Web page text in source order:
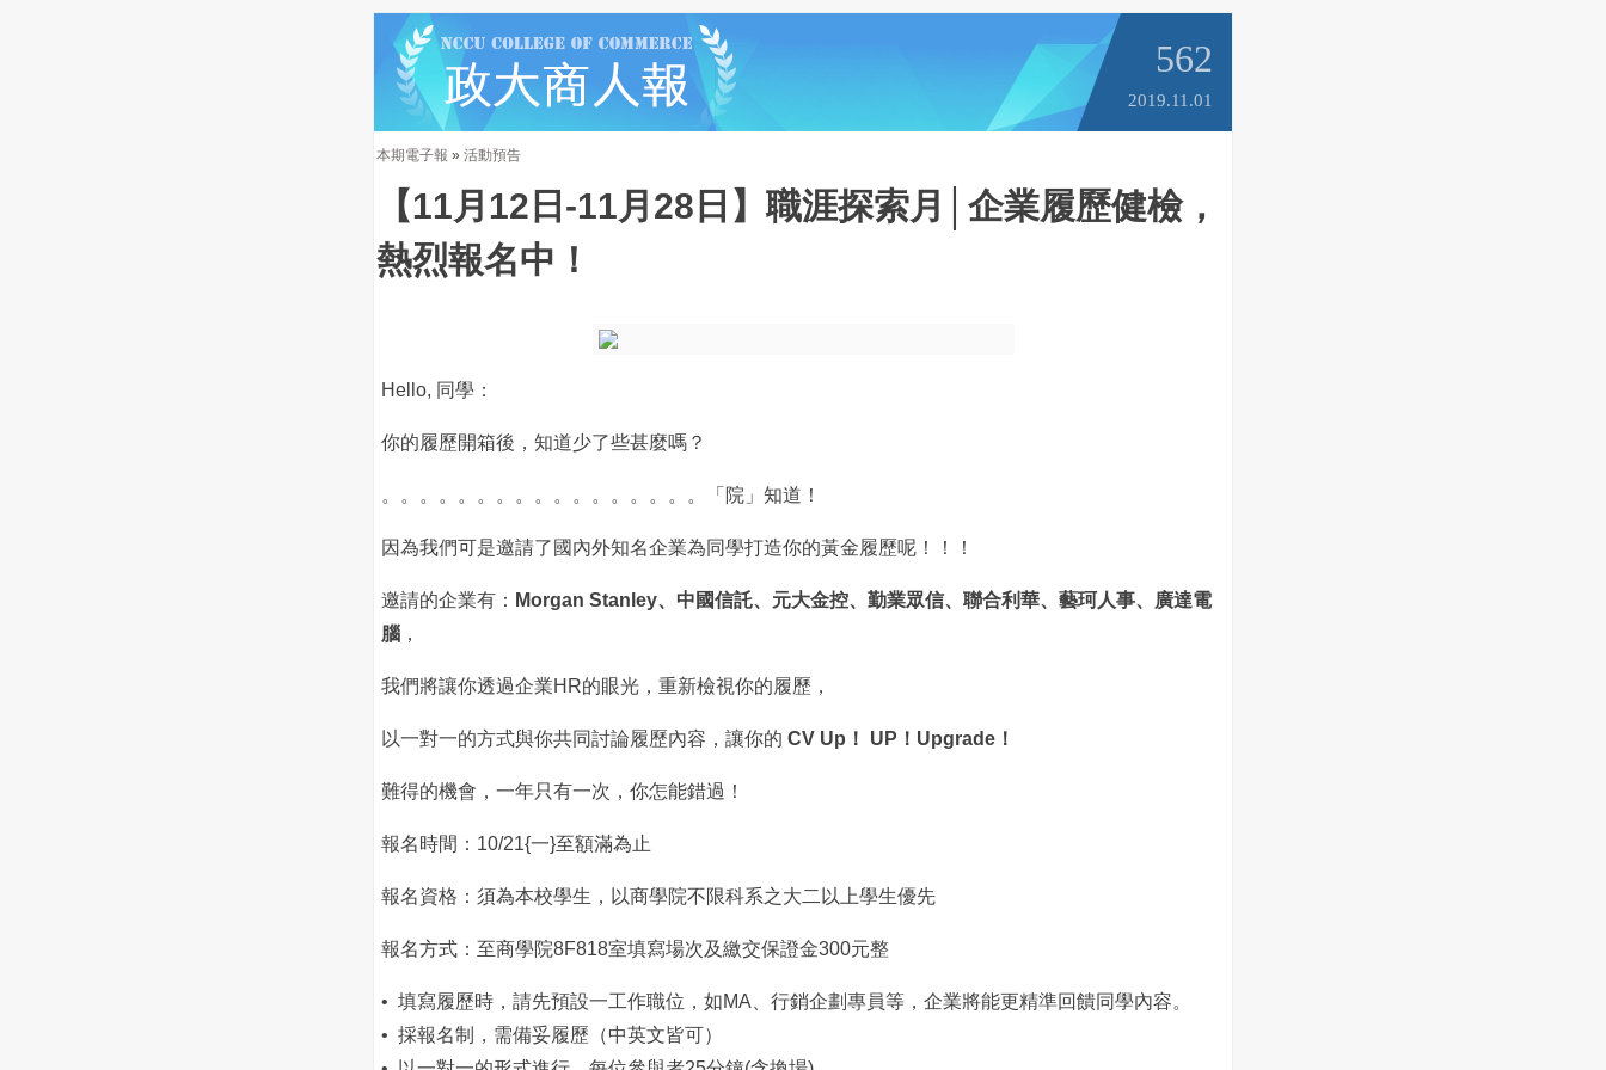
562
2019.11.01
本期電子報 » 活動預告
【11月12日-11月28日】職涯探索月│企業履歷健檢，
熱烈報名中！
Hello, 同學：
你的履歷開箱後，知道少了些甚麼嗎？
。。。。。。。。。。。。。。。。。「院」知道！
因為我們可是邀請了國內外知名企業為同學打造你的黃金履歷呢！！！
邀請的企業有： Morgan Stanley、中國信託、元大金控、勤業眾信、聯合利華、藝珂人事、廣達電
腦 ，
我們將讓你透過企業HR的眼光，重新檢視你的履歷，
以一對一的方式與你共同討論履歷內容，讓你的 CV Up！ UP！Upgrade！
難得的機會，一年只有一次，你怎能錯過！
報名時間：10/21{一}至額滿為止
報名資格：須為本校學生，以商學院不限科系之大二以上學生優先
報名方式：至商學院8F818室填寫場次及繳交保證金300元整
• 填寫履歷時，請先預設一工作職位，如MA、行銷企劃專員等，企業將能更精準回饋同學內容。
• 採報名制，需備妥履歷（中英文皆可）